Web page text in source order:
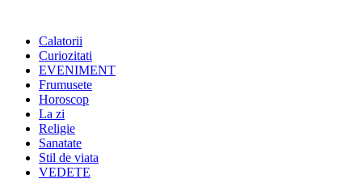
Calatorii
Curiozitati
EVENIMENT
Frumusete
Horoscop
La zi
Religie
Sanatate
Stil de viata
VEDETE